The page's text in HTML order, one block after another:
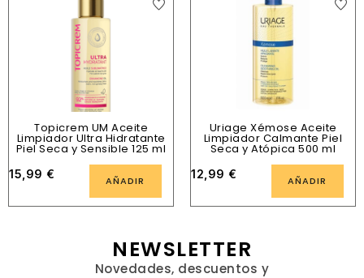
Topicrem UM Aceite
Limpiador Ultra Hidratante
Piel Seca y Sensible 125 ml
15,99 € AÑADIR
Uriage Xémose Aceite
Limpiador Calmante Piel
Seca y Atópica 500 ml
12,99 € AÑADIR
NEWSLETTER
Novedades, descuentos y